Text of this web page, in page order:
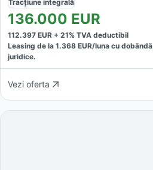
Tracțiune integrală
136.000 EUR
112.397 EUR + 21% TVA deductibil
Leasing de la 1.368 EUR/luna cu dobăndă
juridice.
Vezi oferta